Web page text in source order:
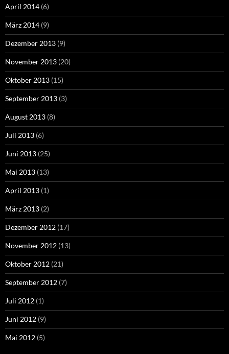
April 2014 (6)
März 2014 (9)
Dezember 2013 (9)
November 2013 (20)
Oktober 2013 (15)
September 2013 (3)
August 2013 (8)
Juli 2013 (6)
Juni 2013 (25)
Mai 2013 (13)
April 2013 (1)
März 2013 (2)
Dezember 2012 (17)
November 2012 (13)
Oktober 2012 (21)
September 2012 (7)
Juli 2012 (1)
Juni 2012 (9)
Mai 2012 (5)